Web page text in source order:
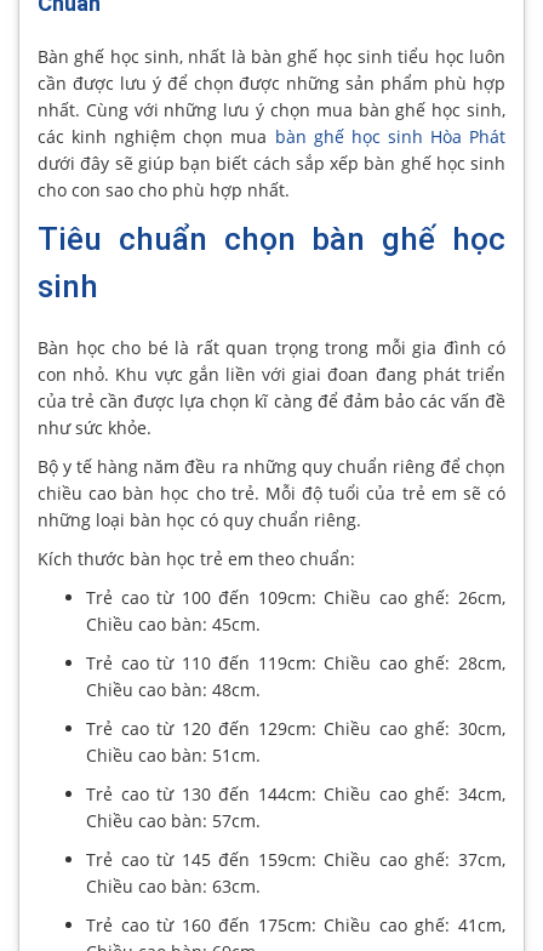
Bàn ghế học sinh, nhất là bàn ghế học sinh tiểu học luôn
cần được lưu ý để chọn được những sản phẩm phù hợp
nhất. Cùng với những lưu ý chọn mua bàn ghế học sinh,
các kinh nghiệm chọn mua bàn ghế học sinh Hòa Phát
dưới đây sẽ giúp bạn biết cách sắp xếp bàn ghế học sinh
cho con sao cho phù hợp nhất.
Tiêu chuẩn chọn bàn ghế học
sinh
Bàn học cho bé là rất quan trọng trong mỗi gia đình có
con nhỏ. Khu vực gắn liền với giai đoan đang phát triển
của trẻ cần được lựa chọn kĩ càng để đảm bảo các vấn đề
như sức khỏe.
Bộ y tế hàng năm đều ra những quy chuẩn riêng để chọn
chiều cao bàn học cho trẻ. Mỗi độ tuổi của trẻ em sẽ có
những loại bàn học có quy chuẩn riêng.
Kích thước bàn học trẻ em theo chuẩn:
Trẻ cao từ 100 đến 109cm: Chiều cao ghế: 26cm,
Chiều cao bàn: 45cm.
Trẻ cao từ 110 đến 119cm: Chiều cao ghế: 28cm,
Chiều cao bàn: 48cm.
Trẻ cao từ 120 đến 129cm: Chiều cao ghế: 30cm,
Chiều cao bàn: 51cm.
Trẻ cao từ 130 đến 144cm: Chiều cao ghế: 34cm,
Chiều cao bàn: 57cm.
Trẻ cao từ 145 đến 159cm: Chiều cao ghế: 37cm,
Chiều cao bàn: 63cm.
Trẻ cao từ 160 đến 175cm: Chiều cao ghế: 41cm,